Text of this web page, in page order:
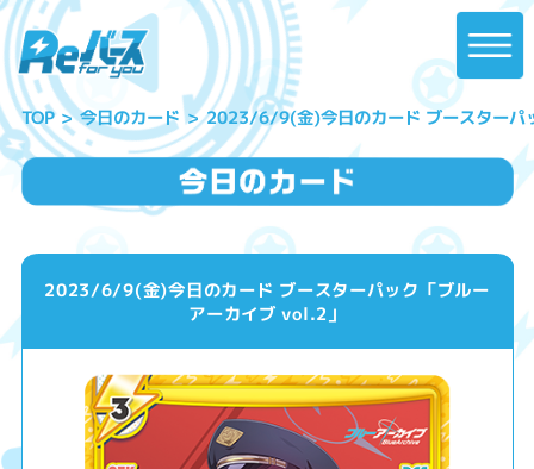
TOP 今日のカード 2023/6/9(金)今日のカード ブースターパ
2023/6/9(金)今日のカード ブースターパック「ブルー
アーカイブ vol.2」